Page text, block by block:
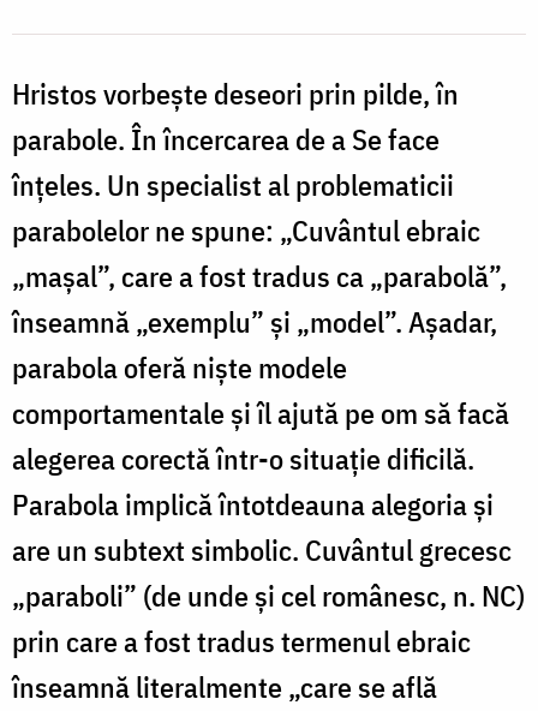
Hristos vorbește deseori prin pilde, în
parabole. În încercarea de a Se face
înțeles. Un specialist al problematicii
parabolelor ne spune: „Cuvântul ebraic
„mașal”, care a fost tradus ca „parabolă”,
înseamnă „exemplu” și „model”. Așadar,
parabola oferă niște modele
comportamentale și îl ajută pe om să facă
alegerea corectă într-o situație dificilă.
Parabola implică întotdeauna alegoria și
are un subtext simbolic. Cuvântul grecesc
„paraboli” (de unde și cel românesc, n. NC)
prin care a fost tradus termenul ebraic
înseamnă literalmente „care se află